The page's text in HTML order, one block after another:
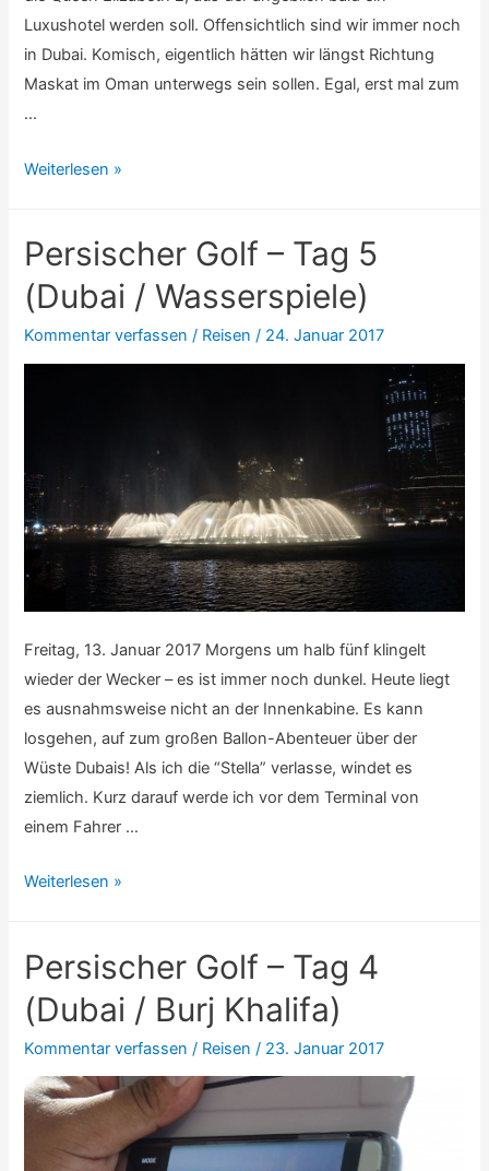
Luxushotel werden soll. Offensichtlich sind wir immer noch
in Dubai. Komisch, eigentlich hätten wir längst Richtung
Maskat im Oman unterwegs sein sollen. Egal, erst mal zum
…
Persischer
Tag
6-
9
(Urlaub)
Weiterlesen »
Persischer Golf – Tag 5
(Dubai / Wasserspiele)
Kommentar verfassen / Reisen / 24. Januar 2017
Freitag, 13. Januar 2017 Morgens um halb fünf klingelt
wieder der Wecker – es ist immer noch dunkel. Heute liegt
es ausnahmsweise nicht an der Innenkabine. Es kann
losgehen, auf zum großen Ballon-Abenteuer über der
Wüste Dubais! Als ich die “Stella” verlasse, windet es
ziemlich. Kurz darauf werde ich vor dem Terminal von
einem Fahrer …
Persischer
Tag
5
(Dubai
/
Wasserspiele)
Weiterlesen »
Persischer Golf – Tag 4
(Dubai / Burj Khalifa)
Kommentar verfassen / Reisen / 23. Januar 2017